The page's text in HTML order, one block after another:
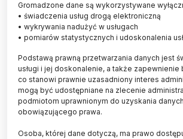
ukazały się w piśmie "Pediatrics".
Wraz z otyłością w Stanach
liczba dzieci i nastolatków, u których
jest zespół metaboliczny, tj.
przynajmniej trzech z takich
brzuszna, insulinooporność,
czy podwyższony poziom
trójglicerydów.
Gromadzone dane są wykorzystywane
• świadczenia usług drogą elektroniczną
• wykrywania nadużyć w usługach
• pomiarów statystycznych i udoskonalenia
Podstawą prawną przetwarzania danych jest
usługi i jej doskonalenie, a także
co stanowi prawnie uzasadniony interes
mogą być udostępniane na zlecenie
podmiotom uprawnionym do uzyskania
obowiązującego prawa.
Osoba, której dane dotyczą, ma prawo